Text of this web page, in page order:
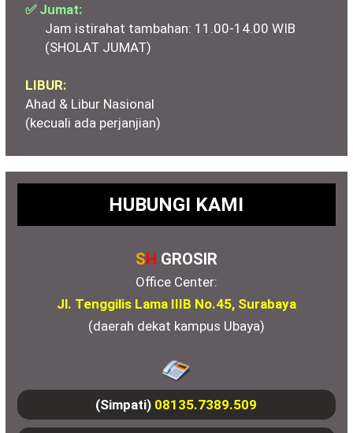
✅ Jumat:
Jam istirahat tambahan: 11.00-14.00 WIB
(SHOLAT JUMAT)
LIBUR:
Ahad & Libur Nasional
(kecuali ada perjanjian)
HUBUNGI KAMI
SH GROSIR
Office Center:
Jl. Tenggilis Lama IIIB No.45, Surabaya
(daerah dekat kampus Ubaya)
(Simpati) 08135.7389.509